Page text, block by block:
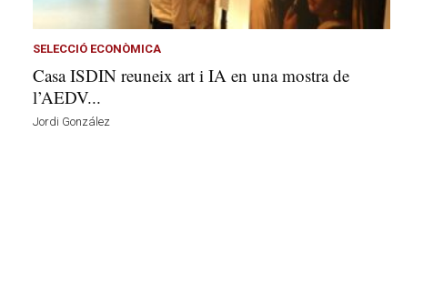
SELECCIÓ ECONÒMICA
Casa ISDIN reuneix art i IA en una mostra de
l’AEDV...
Jordi González